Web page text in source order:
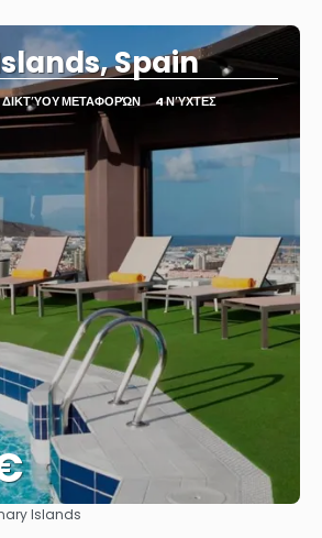
Spain
ΔΙΚΤΎΟΥ ΜΕΤΑΦΟΡΏΝ 4 ΝΎΧΤΕΣ
Βλέπω
Islands